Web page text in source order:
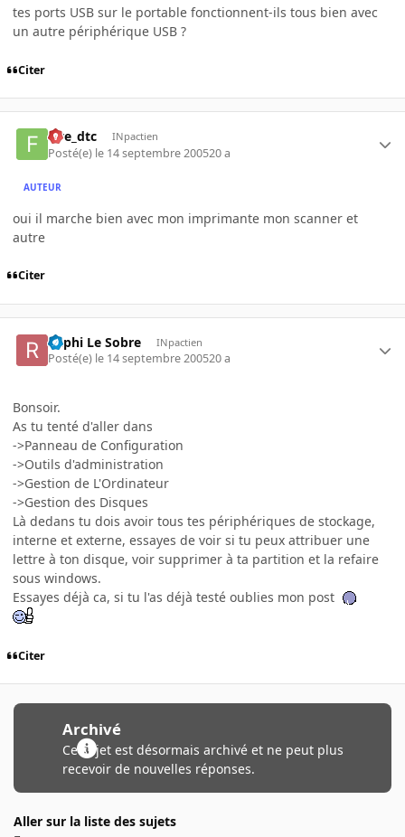
tes ports USB sur le portable fonctionnent-ils tous bien avec
un autre périphérique USB ?
Citer
five_dtc INpactien
Posté(e) le 14 septembre 200520 a
AUTEUR
oui il marche bien avec mon imprimante mon scanner et
autre
Citer
Raphi Le Sobre INpactien
Posté(e) le 14 septembre 200520 a
Bonsoir.
As tu tenté d'aller dans
->Panneau de Configuration
->Outils d'administration
->Gestion de L'Ordinateur
->Gestion des Disques
Là dedans tu dois avoir tous tes périphériques de stockage,
interne et externe, essayes de voir si tu peux attribuer une
lettre à ton disque, voir supprimer à ta partition et la refaire
sous windows.
Essayes déjà ca, si tu l'as déjà testé oublies mon post
Citer
Archivé
Ce sujet est désormais archivé et ne peut plus
recevoir de nouvelles réponses.
Aller sur la liste des sujets